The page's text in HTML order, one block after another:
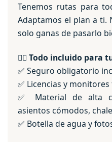
Tenemos rutas para
Adaptamos el plan a ti.
solo ganas de pasarlo
🧘‍♂️ Todo incluido para
✅ Seguro obligatorio
✅ Licencias y
✅ Material de alta
asientos cómodos,
✅ Botella de agua y